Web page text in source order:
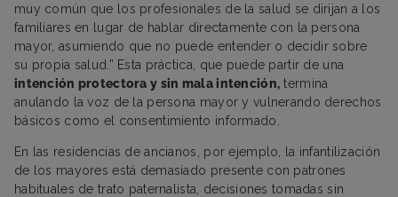
muy común que los profesionales de la salud se dirijan a los
familiares en lugar de hablar directamente con la persona
mayor, asumiendo que no puede entender o decidir sobre
su propia salud.” Esta práctica, que puede partir de una
intención protectora y sin mala intención, termina
anulando la voz de la persona mayor y vulnerando derechos
básicos como el consentimiento informado.
En las residencias de ancianos, por ejemplo, la infantilización
de los mayores está demasiado presente con patrones
habituales de trato paternalista, decisiones tomadas sin